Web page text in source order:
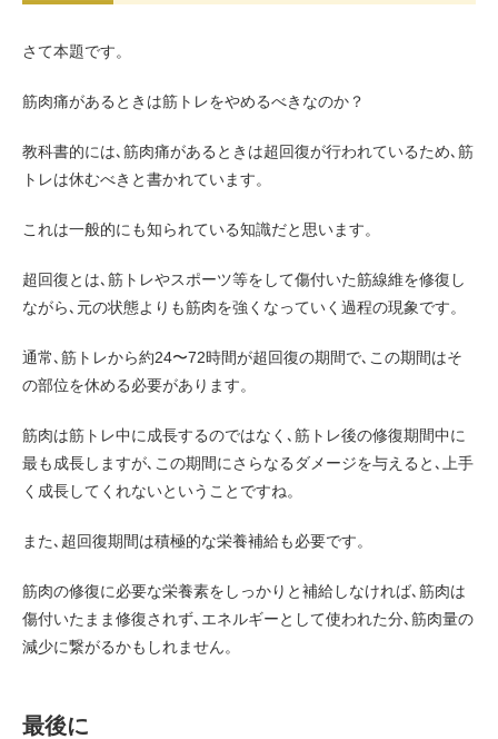
さて本題です。
筋肉痛があるときは筋トレをやめるべきなのか？
教科書的には､筋肉痛があるときは超回復が行われているため､筋
トレは休むべきと書かれています。
これは一般的にも知られている知識だと思います。
超回復とは､筋トレやスポーツ等をして傷付いた筋線維を修復し
ながら､元の状態よりも筋肉を強くなっていく過程の現象です。
通常､筋トレから約24〜72時間が超回復の期間で､この期間はそ
の部位を休める必要があります。
筋肉は筋トレ中に成長するのではなく､筋トレ後の修復期間中に
最も成長しますが､この期間にさらなるダメージを与えると､上手
く成長してくれないということですね。
また､超回復期間は積極的な栄養補給も必要です。
筋肉の修復に必要な栄養素をしっかりと補給しなければ､筋肉は
傷付いたまま修復されず､エネルギーとして使われた分､筋肉量の
減少に繋がるかもしれません。
最後に